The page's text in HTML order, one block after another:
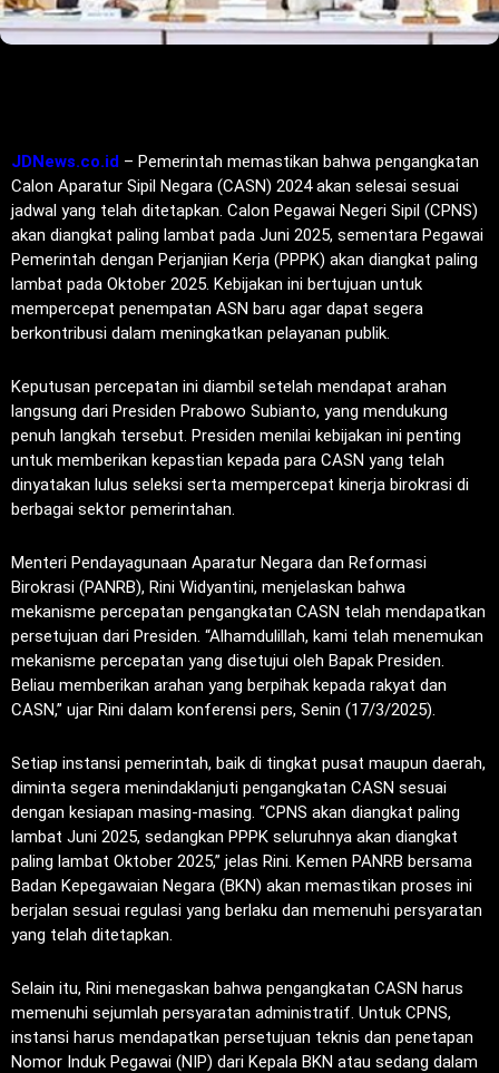
JDNews.co.id – Pemerintah memastikan bahwa pengangkatan
Calon Aparatur Sipil Negara (CASN) 2024 akan selesai sesuai
jadwal yang telah ditetapkan. Calon Pegawai Negeri Sipil (CPNS)
akan diangkat paling lambat pada Juni 2025, sementara Pegawai
Pemerintah dengan Perjanjian Kerja (PPPK) akan diangkat paling
lambat pada Oktober 2025. Kebijakan ini bertujuan untuk
mempercepat penempatan ASN baru agar dapat segera
berkontribusi dalam meningkatkan pelayanan publik.
Keputusan percepatan ini diambil setelah mendapat arahan
langsung dari Presiden Prabowo Subianto, yang mendukung
penuh langkah tersebut. Presiden menilai kebijakan ini penting
untuk memberikan kepastian kepada para CASN yang telah
dinyatakan lulus seleksi serta mempercepat kinerja birokrasi di
berbagai sektor pemerintahan.
Menteri Pendayagunaan Aparatur Negara dan Reformasi
Birokrasi (PANRB), Rini Widyantini, menjelaskan bahwa
mekanisme percepatan pengangkatan CASN telah mendapatkan
persetujuan dari Presiden. “Alhamdulillah, kami telah menemukan
mekanisme percepatan yang disetujui oleh Bapak Presiden.
Beliau memberikan arahan yang berpihak kepada rakyat dan
CASN,” ujar Rini dalam konferensi pers, Senin (17/3/2025).
Setiap instansi pemerintah, baik di tingkat pusat maupun daerah,
diminta segera menindaklanjuti pengangkatan CASN sesuai
dengan kesiapan masing-masing. “CPNS akan diangkat paling
lambat Juni 2025, sedangkan PPPK seluruhnya akan diangkat
paling lambat Oktober 2025,” jelas Rini. Kemen PANRB bersama
Badan Kepegawaian Negara (BKN) akan memastikan proses ini
berjalan sesuai regulasi yang berlaku dan memenuhi persyaratan
yang telah ditetapkan.
Selain itu, Rini menegaskan bahwa pengangkatan CASN harus
memenuhi sejumlah persyaratan administratif. Untuk CPNS,
instansi harus mendapatkan persetujuan teknis dan penetapan
Nomor Induk Pegawai (NIP) dari Kepala BKN atau sedang dalam